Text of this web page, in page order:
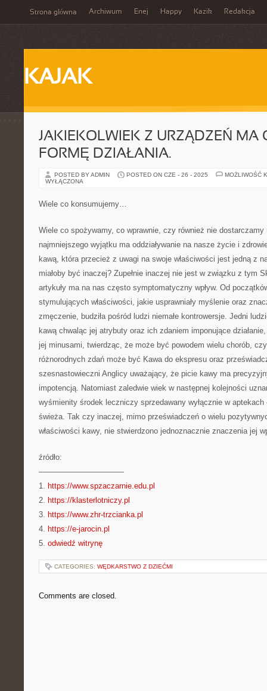
Strona główna Archiwum Enej Happy Kazik Redakcja
KAJAK
JAKIEKOLWIEK Z URZĄDZEŃ MA
FORMĘ DZIAŁANIA.
POSTED BY ADMIN POSTED ON CZE - 26 - 2025
MOŻLIWOŚĆ
WYŁĄCZONA
Wiele co konsumujemy…
Wiele co spożywamy, co wprawnie, czy również nie
najmniejszego wyjątku ma oddziaływanie na nasze życie i
kawą, która przecież z uwagi na swoje właściwości jest jedną z
miałoby być inaczej? Zupełnie inaczej nie jest w związku z tym
artykuły ma na nas często symptomatyczny wpływ. Od
stymulujących właściwości, jakie usprawniały myślenie oraz
zmęczenie, budziła pośród ludzi niemałe kontrowersje. Jedni
kawą chwaląc jej atrybuty oraz ich zdaniem imponujące
jej minusami, twierdząc, że może być powodem wielu chorób,
różnorodnych zdań może być Kawa do ekspresu oraz
szesnastowieczni Anglicy uważający, że picie kawy ma
impotencją. Natomiast zaledwie wiek w następnej kolejności
wyśmienity środek leczniczy sprzedawany wyłącznie w
świeża. Tak czy inaczej, mimo przeświadczeń o wielu
właściwości kawy, nie stwierdzono jednoznacznie znaczenia jej
źródło:
———————————
1. https://www.spzaczarnie.edu.pl
2. https://klasterlotniczy.pl
3. https://www.zhr-trzcianka.pl
4. https://e-jarocin.pl
5. odwiedź witrynę
CATEGORIES: WĘDKARSTWO Z DZIEĆMI
Comments are closed.